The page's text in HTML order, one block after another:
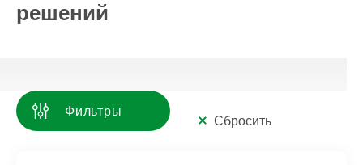
решений
Фильтры
Сбросить